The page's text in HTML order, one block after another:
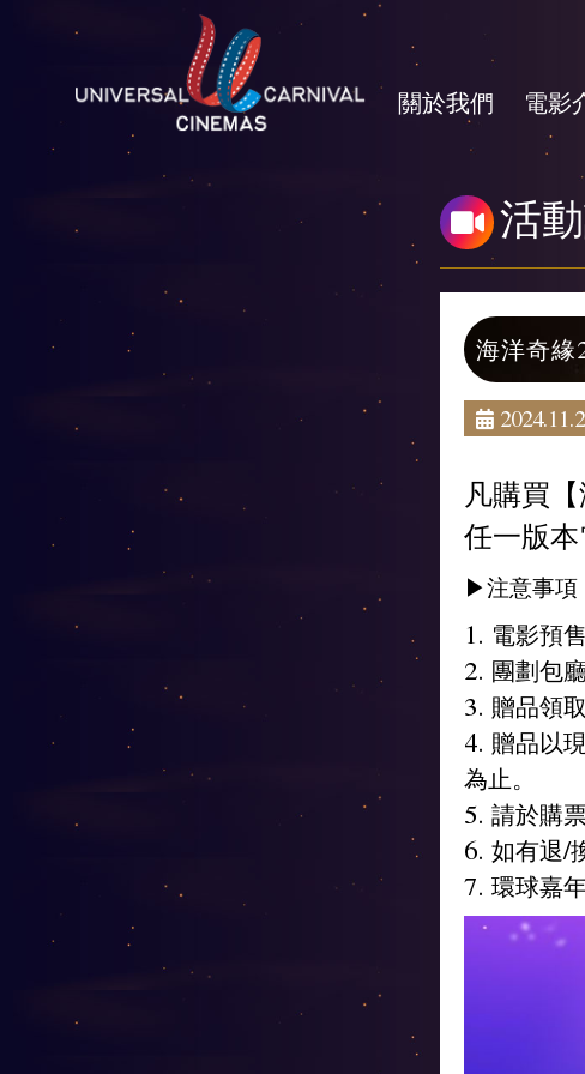
關於我們 電影
活
海洋奇
凡購買【
任一版
▶注意事項
1. 電影預
2. 團劃包
3. 贈品領
4. 贈品以
為止。
5. 請於購
6. 如有退/
7. 環球嘉